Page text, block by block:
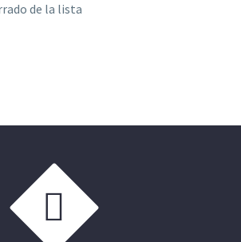
de la lista

